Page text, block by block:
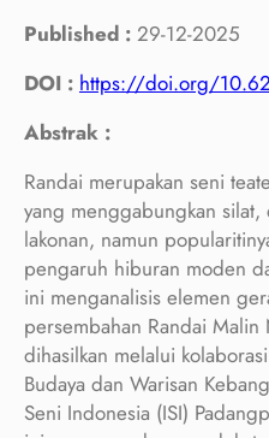
Published : 29-12-2025
DOI : https://doi.org/
Abstrak :
Randai merupakan seni
yang menggabungkan
lakonan, namun
pengaruh hiburan moden
ini menganalisis elemen
persembahan Randai Malin
dihasilkan melalui
Budaya dan Warisan
Seni Indonesia (ISI)